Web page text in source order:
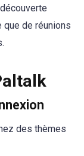
que de réunions
des thèmes